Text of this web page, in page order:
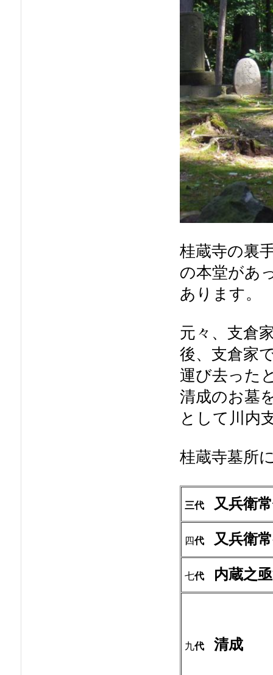
桂蔵寺の裏
の本堂があ
あります。
元々、支倉
後、支倉家
運び去った
清成のお墓
として川内
桂蔵寺墓所
三代 又兵衛
四代 又兵衛
七代 内蔵之
九代 清成